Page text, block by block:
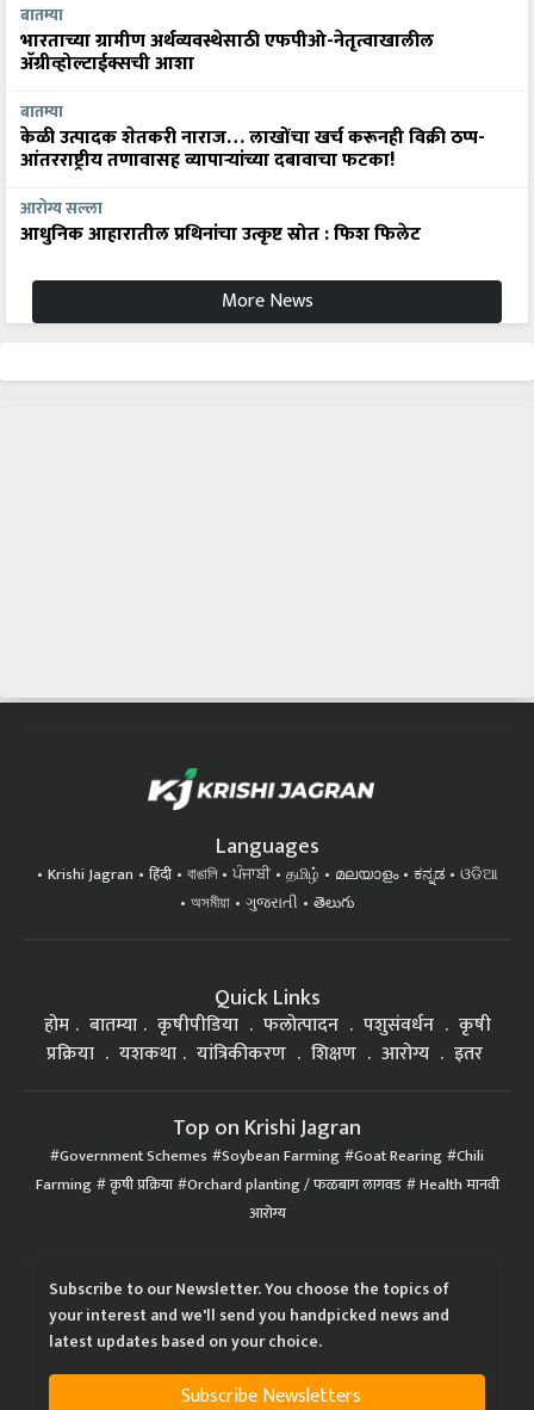
बातम्या
भारताच्या ग्रामीण अर्थव्यवस्थेसाठी एफपीओ-नेतृत्वाखालील
अ‍ॅग्रीव्होल्टाईक्सची आशा
बातम्या
केळी उत्पादक शेतकरी नाराज… लाखोंचा खर्च करूनही विक्री ठप्प-
आंतरराष्ट्रीय तणावासह व्यापाऱ्यांच्या दबावाचा फटका!
आरोग्य सल्ला
आधुनिक आहारातील प्रथिनांचा उत्कृष्ट स्रोत : फिश फिलेट
More News
Languages
Krishi Jagran हिंदी বাঙালি ਪੰਜਾਬੀ தமிழ் മലയാളം ಕನ್ನಡ
ଓଡିଆ
অসমীয়া
ગુજરાતી తెలుగు
Quick Links
होम बातम्या कृषीपीडिया फलोत्पादन पशुसंवर्धन
कृषी
प्रक्रिया
यशकथा यांत्रिकीकरण शिक्षण आरोग्य इतर
Top on Krishi Jagran
Government Schemes Soybean Farming Goat Rearing Chili
Farming कृषी प्रक्रिया Orchard planting / फळबाग लागवड Health मानवी
आरोग्य
Subscribe to our Newsletter. You choose the topics of
your interest and we'll send you handpicked news and
latest updates based on your choice.
Subscribe Newsletters